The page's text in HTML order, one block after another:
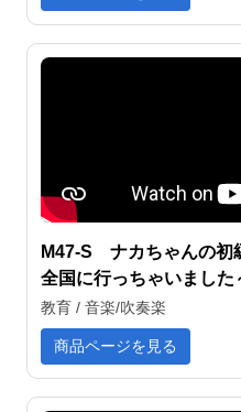
M47-S ナカちゃんの初
全国に行っちゃいました
教育 / 音楽/吹奏楽
商品ページを見る